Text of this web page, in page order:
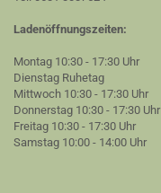
Ladenöffnungszeiten:
Montag 10:30 - 17:30 Uhr
Dienstag Ruhetag
Mittwoch 10:30 - 17:30 Uhr
Donnerstag 10:30 - 17:30 Uhr
Freitag 10:30 - 17:30 Uhr
Samstag 10:00 - 14:00 Uhr